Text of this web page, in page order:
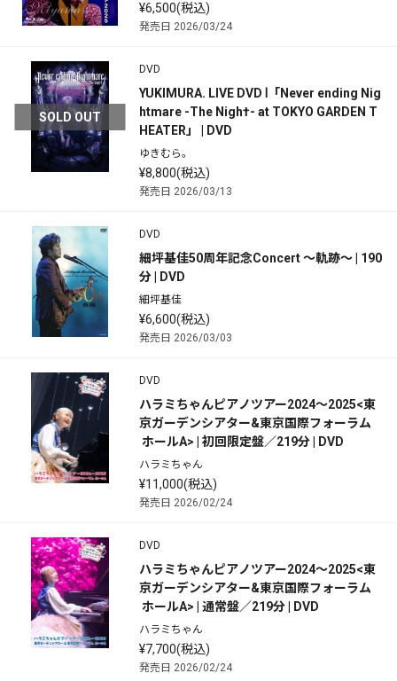
¥6,500(税込)
発売日 2026/03/24
SOLD OUT
DVD
YUKIMURA. LIVE DVD Ⅰ「Never ending Nig
htmare -The Nigh†- at TOKYO GARDEN T
HEATER」 | DVD
ゆきむら。
¥8,800(税込)
発売日 2026/03/13
DVD
細坪基佳50周年記念Concert ～軌跡～ | 190
分 | DVD
細坪基佳
¥6,600(税込)
発売日 2026/03/03
DVD
ハラミちゃんピアノツアー2024～2025<東
京ガーデンシアター&東京国際フォーラム
ホールA> | 初回限定盤／219分 | DVD
ハラミちゃん
¥11,000(税込)
発売日 2026/02/24
DVD
ハラミちゃんピアノツアー2024～2025<東
京ガーデンシアター&東京国際フォーラム
ホールA> | 通常盤／219分 | DVD
ハラミちゃん
¥7,700(税込)
発売日 2026/02/24